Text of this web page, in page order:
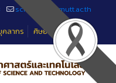
sciteched@rmutt.ac.th
คลากร ศิษย์เก่า